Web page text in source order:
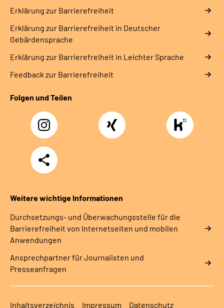
Erklärung zur Barrierefreiheit
Erklärung zur Barrierefreiheit in Deutscher
Gebärdensprache
Erklärung zur Barrierefreiheit in Leichter Sprache
Feedback zur Barrierefreiheit
Folgen und Teilen
Instagram Xing
https://
rentenversicherung-
nordbayern6
Teilen
Weitere wichtige Informationen
Durchsetzungs- und Überwachungsstelle für die
Barrierefreiheit von Internetseiten und mobilen
Anwendungen
Ansprechpartner für Journalisten und
Presseanfragen
Inhaltsverzeichnis Impressum Datenschutz